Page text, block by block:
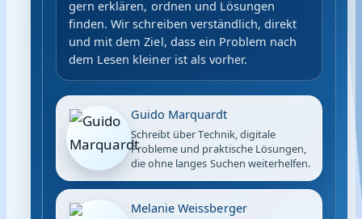
gern erklären, ordnen und Lösungen
finden. Wir schreiben verständlich, direkt
und mit dem Ziel, dass ein Problem nach
dem Lesen kleiner ist als vorher.
Guido Marquardt
Schreibt über Technik, digitale
Probleme und praktische Lösungen,
die ohne langes Suchen weiterhelfen.
Melanie Weissberger